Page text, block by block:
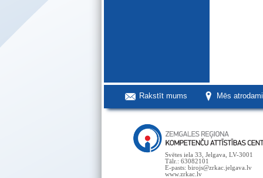
Rakstīt mums Mēs
Svētes iela 33, Jelgava, LV-3001
Tālr.: 63082101
E-pasts: birojs@zrkac.jelgava.lv
www.zrkac.lv